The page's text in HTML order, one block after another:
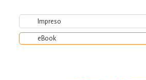
Impreso
eBook